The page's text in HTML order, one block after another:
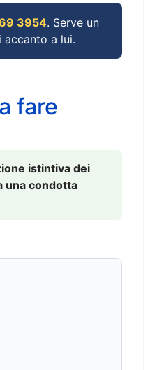
3954. Serve un
accanto a lui.
fare
istintiva dei
una condotta